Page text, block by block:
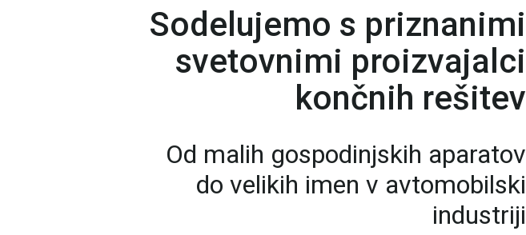
Sodelujemo s priznanimi
svetovnimi proizvajalci
končnih rešitev
Od malih gospodinjskih aparatov
do velikih imen v avtomobilski
industriji